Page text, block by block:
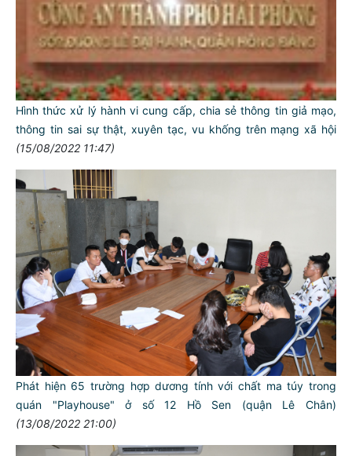
Hình thức xử lý hành vi cung cấp, chia sẻ thông tin giả mạo,
thông tin sai sự thật, xuyên tạc, vu khống trên mạng xã hội
(15/08/2022 11:47)
Phát hiện 65 trường hợp dương tính với chất ma túy trong
quán "Playhouse" ở số 12 Hồ Sen (quận Lê Chân)
(13/08/2022 21:00)